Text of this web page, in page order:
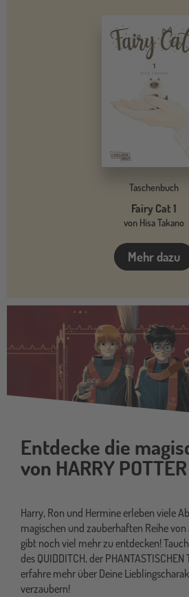
Taschenbuch
Fairy Cat 1
von Hisa Takano
Mehr dazu
Entdecke die
von HARRY POTTER
Harry, Ron und Hermine erleben viele
magischen und zauberhaften Reihe von
gibt noch viel mehr zu entdecken!
des QUIDDITCH, der PHANTASTISCHEN
erfahre mehr über Deine
verzaubern!